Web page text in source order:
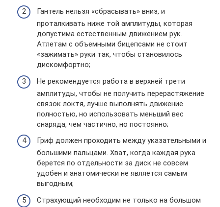
Гантель нельзя «сбрасывать» вниз, и
проталкивать ниже той амплитуды, которая
допустима естественным движением рук.
Атлетам с объемными бицепсами не стоит
«зажимать» руки так, чтобы становилось
дискомфортно;
Не рекомендуется работа в верхней трети
амплитуды, чтобы не получить перерастяжение
связок локтя, лучше выполнять движение
полностью, но использовать меньший вес
снаряда, чем частично, но постоянно;
Гриф должен проходить между указательными и
большими пальцами. Хват, когда каждая рука
берется по отдельности за диск не совсем
удобен и анатомически не является самым
выгодным;
Страхующий необходим не только на большом